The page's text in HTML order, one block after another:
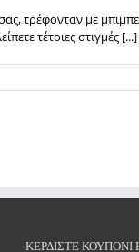
τρέφονταν με
τέτοιες στιγμές [...]
ΚΕΡΔΙΣΤΕ ΚΟΥΠΟΝΙ